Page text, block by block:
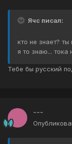
Ячс писал:
кто не знает?
я то знаю... тока
Тебе бы русский
---